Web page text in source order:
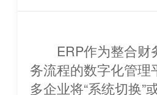
ERP作为整合财
务流程的数字化管
多企业将“系统切换”